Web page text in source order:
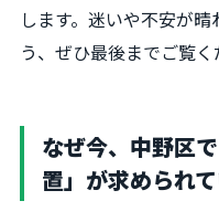
します。迷いや不安が
う、ぜひ最後までご覧く
なぜ今、中野区
置」が求められ